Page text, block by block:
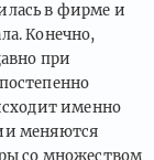
в фирме и
Конечно,
при
именно
меняются